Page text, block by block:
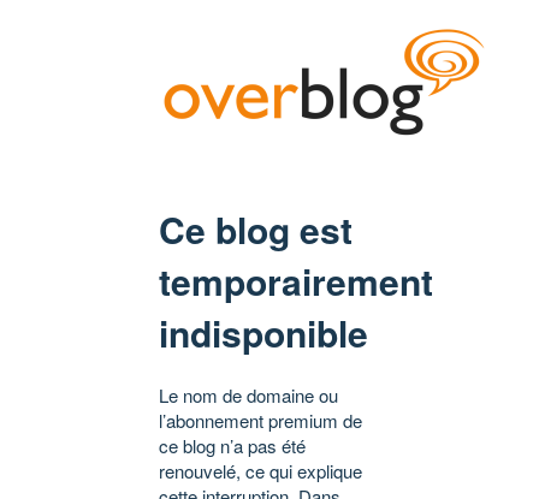
Ce blog est
temporairement
indisponible
Le nom de domaine ou
l’abonnement premium de
ce blog n’a pas été
renouvelé, ce qui explique